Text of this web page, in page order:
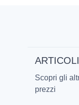
Scopri gli
prezzi